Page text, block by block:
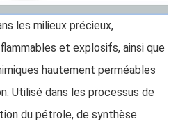
les milieux précieux,
et explosifs, ainsi que
hautement perméables
Utilisé dans les processus de
du pétrole, de synthèse